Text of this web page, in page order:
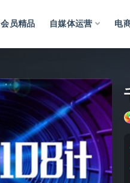
会员精品 自媒体运营 电